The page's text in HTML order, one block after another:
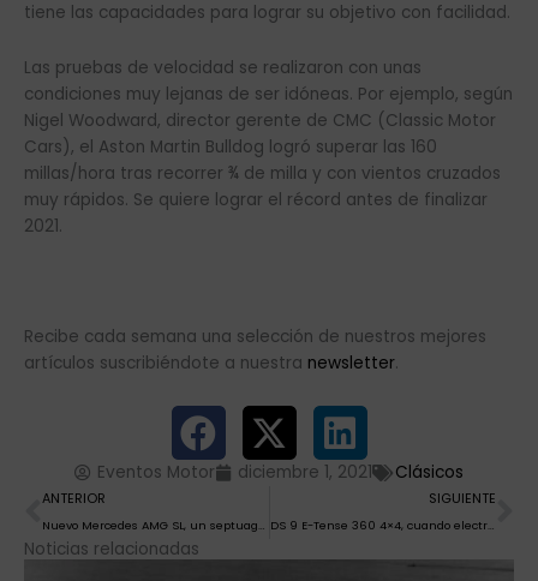
tiene las capacidades para lograr su objetivo con facilidad.
Las pruebas de velocidad se realizaron con unas
condiciones muy lejanas de ser idóneas. Por ejemplo, según
Nigel Woodward, director gerente de CMC (Classic Motor
Cars), el Aston Martin Bulldog logró superar las 160
millas/hora tras recorrer ¾ de milla y con vientos cruzados
muy rápidos. Se quiere lograr el récord antes de finalizar
2021.
Recibe cada semana una selección de nuestros mejores
artículos suscribiéndote a nuestra newsletter.
Eventos Motor diciembre 1, 2021 Clásicos
Ant
ANTERIOR
Nuevo Mercedes AMG SL, un septuagenario en plena forma
SIGUIENTE
DS 9 E-Tense 360 4×4, cuando electrificación rima con elegancia
Noticias relacionadas